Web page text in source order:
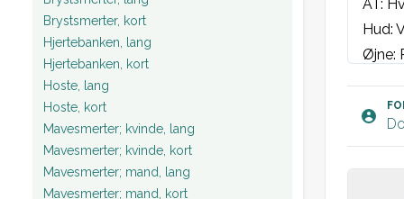
Brystsmerter, kort
Hjertebanken, lang
Hjertebanken, kort
Hoste, lang
Hoste, kort
Mavesmerter; kvinde, lang
Mavesmerter; kvinde, kort
Mavesmerter; mand, lang
Mavesmerter; mand, kort
AT:
Hud:
Øjne:
St.p: